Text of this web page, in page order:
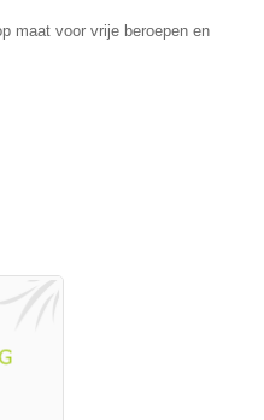
maat voor vrije beroepen en